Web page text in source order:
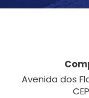
Avenida dos